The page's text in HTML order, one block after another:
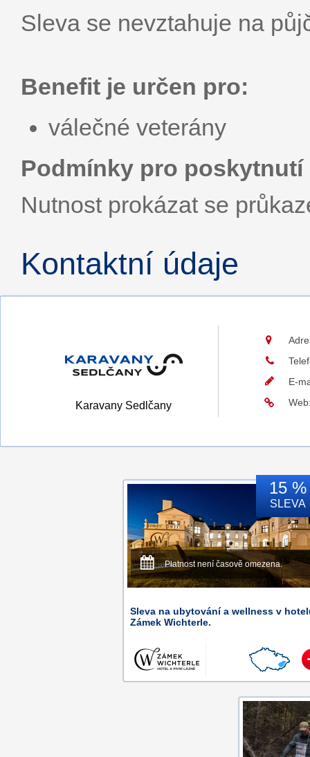
Sleva se nevztahuje na
Benefit je určen pro:
válečné veterány
Podmínky pro poskytnutí
Nutnost prokázat se
Kontaktní údaje
Karavany Sedlčany
E-
15 %
SLEVA
Platnost není časově omezena.
Sleva na ubytování a wellness v
Zámek Wichterle.